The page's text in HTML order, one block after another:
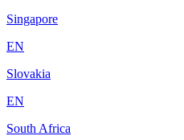
Singapore
EN
Slovakia
EN
South Africa